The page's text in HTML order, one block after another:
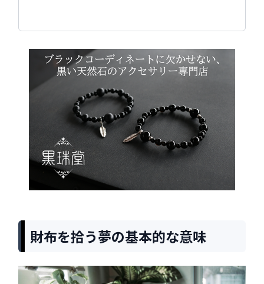
財布を拾う夢の基本的な意味